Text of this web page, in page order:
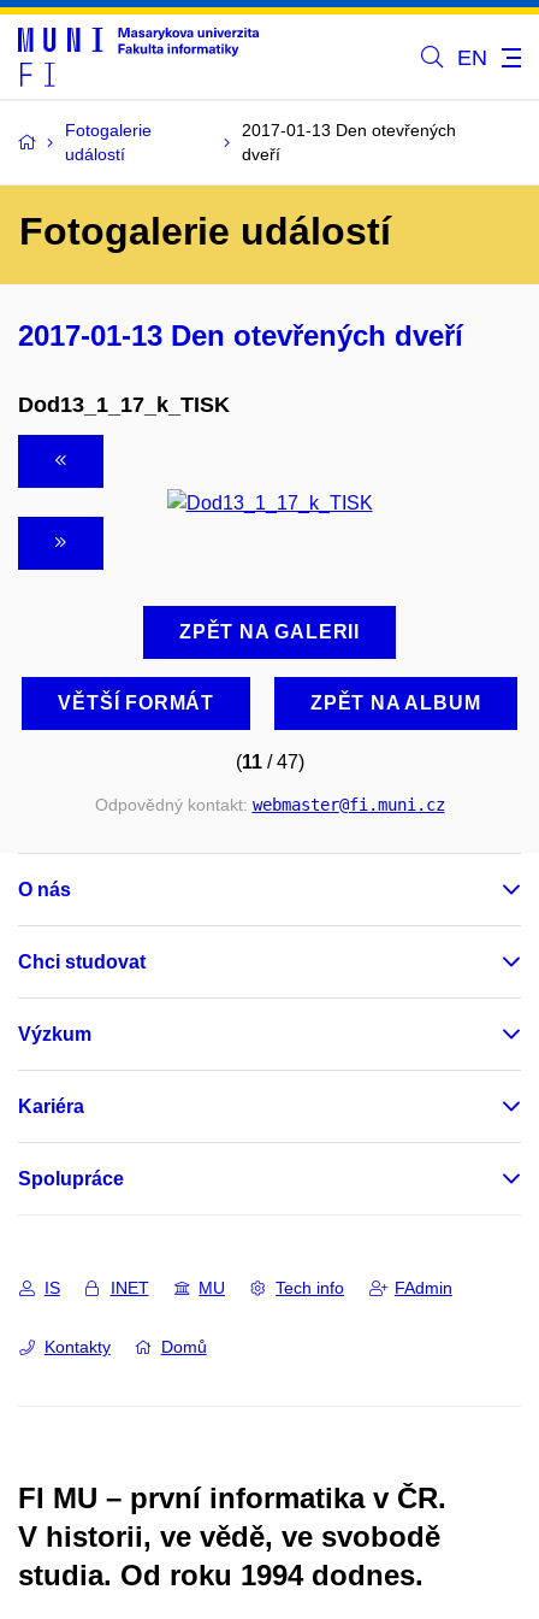
EN
Fotogalerie
událostí
2017-01-13 Den otevřených
dveří
Fotogalerie událostí
2017-01-13 Den otevřených dveří
Dod13_1_17_k_TISK
ZPĚT NA GALERII
VĚTŠÍ FORMÁT ZPĚT NA ALBUM
(11/ 47)
Odpovědný kontakt: webmaster@fi.muni.cz
O nás
Chci studovat
Výzkum
Kariéra
Spolupráce
IS INET MU Tech info FAdmin
Kontakty Domů
FI MU – první informatika v ČR.
V historii, ve vědě, ve svobodě
studia. Od roku 1994 dodnes.